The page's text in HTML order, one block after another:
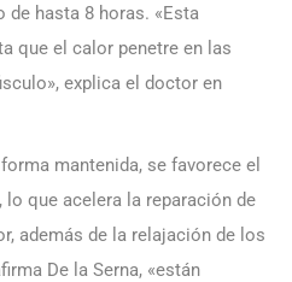
de hasta 8 horas. «Esta
que el calor penetre en las
explica el doctor en
mantenida, se favorece el
que acelera la reparación de
además de la relajación de los
De la Serna, «están